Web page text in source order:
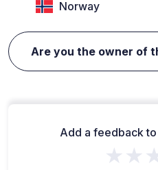
Norway
Are you the owner of
Add a feedback